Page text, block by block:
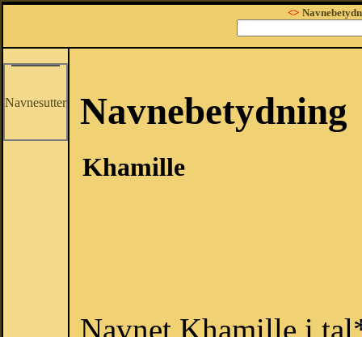
<>
Navnesutter Navnebetydning
Khamille
Navnet Khamille i